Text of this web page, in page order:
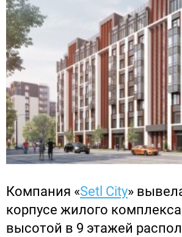
Компания «Setl City»
корпусе жилого
высотой в 9 этажей